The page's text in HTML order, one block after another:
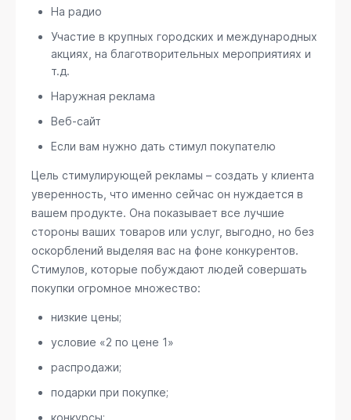
На радио
Участие в крупных городских и международных
акциях, на благотворительных мероприятиях и
т.д.
Наружная реклама
Веб-сайт
Если вам нужно дать стимул покупателю
Цель стимулирующей рекламы – создать у клиента
уверенность, что именно сейчас он нуждается в
вашем продукте. Она показывает все лучшие
стороны ваших товаров или услуг, выгодно, но без
оскорблений выделяя вас на фоне конкурентов.
Стимулов, которые побуждают людей совершать
покупки огромное множество:
низкие цены;
условие «2 по цене 1»
распродажи;
подарки при покупке;
конкурсы;